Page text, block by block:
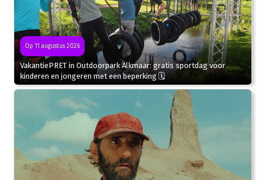
Op 11 augustus 2026
VakantiePRET in Outdoorpark Alkmaar: gratis sportdag voor
kinderen en jongeren met een beperking 🗓